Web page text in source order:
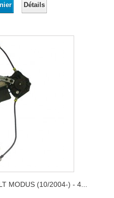
Détails
MODUS (10/2004-) - 4...